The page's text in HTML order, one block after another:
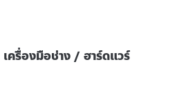
เครื่องมือช่าง / ฮาร์ดแวร์